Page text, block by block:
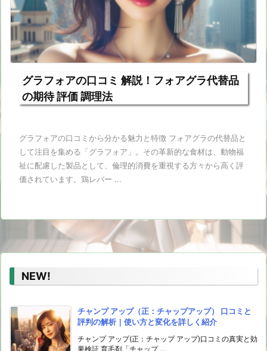
グラフォアの口コミ 解説！フォアグラ代替品
の期待 評価 調理法
グラフォアの口コミから分かる魅力と特徴 フォアグラの代替品と
して注目を集める「グラフォア」。その革新的な食材は、動物福
祉に配慮した製品として、倫理的消費を重視する方々から高く評
価されています。鶏レバー ...
NEW!
チャンプ アップ（正：チャップアップ） 口コミと
評判の解析｜使い方と変化を詳しく紹介
チャンプ アップ(正：チャップ アップ)口コミの真実と効
果検証 育毛剤「チャップ ...